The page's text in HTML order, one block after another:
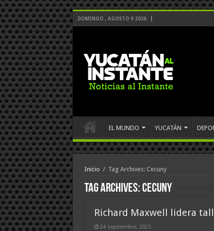
DOMINGO , AGOSTO 9 2026
EL MUNDO YUCATÁN
Inicio / Tag Archives: Cecuny
Tag Archives:Cecuny
Richard Maxwell lidera
24 septiembre, 2025